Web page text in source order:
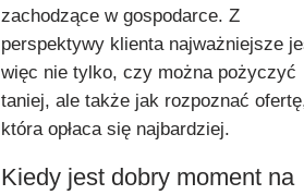
zachodzące w gospodarce. Z
perspektywy klienta najważniejsze
więc nie tylko, czy można pożyczyć
taniej, ale także jak rozpoznać
która opłaca się najbardziej.
Kiedy jest dobry moment na